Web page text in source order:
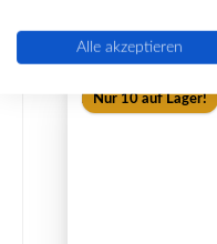
Nur 10 auf Lager!
Alle akzeptieren